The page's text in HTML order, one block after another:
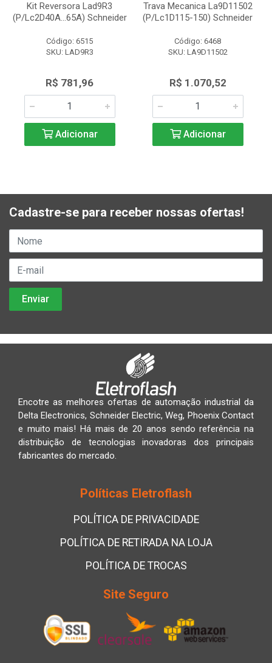
Kit Reversora Lad9R3
(P/Lc2D40A...65A) Schneider
Código: 6515
SKU: LAD9R3
R$ 781,96
Adicionar
Trava Mecanica La9D11502
(P/Lc1D115-150) Schneider
Código: 6468
SKU: LA9D11502
R$ 1.070,52
Adicionar
Cadastre-se para receber nossas ofertas!
Encotre as melhores ofertas de automação industrial da
Delta Electronics, Schneider Electric, Weg, Phoenix Contact
e muito mais! Há mais de 20 anos sendo referência na
distribuição de tecnologias inovadoras dos principais
fabricantes do mercado.
Políticas Eletroflash
POLÍTICA DE PRIVACIDADE
POLÍTICA DE RETIRADA NA LOJA
POLÍTICA DE TROCAS
Site Seguro